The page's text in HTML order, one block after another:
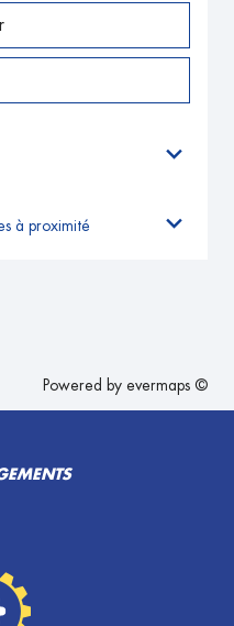
à proximité
Powered by evermaps ©